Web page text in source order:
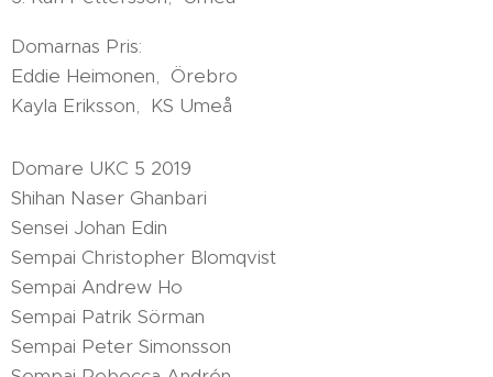
Domarnas Pris:
Eddie Heimonen, Örebro
Kayla Eriksson, KS Umeå
Domare UKC 5 2019
Shihan Naser Ghanbari
Sensei Johan Edin
Sempai Christopher Blomqvist
Sempai Andrew Ho
Sempai Patrik Sörman
Sempai Peter Simonsson